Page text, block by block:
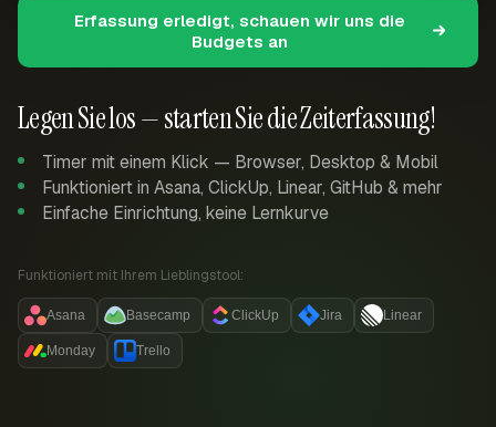
Legen Sie los — starten Sie die Zeiterfassung!
Timer mit einem Klick — Browser, Desktop & Mobil
Funktioniert in Asana, ClickUp, Linear, GitHub & mehr
Einfache Einrichtung, keine Lernkurve
Funktioniert mit Ihrem Lieblingstool:
Asana Basecamp ClickUp Jira Linear
Monday Trello
Erfassung erledigt, schauen wir uns die
Budgets an